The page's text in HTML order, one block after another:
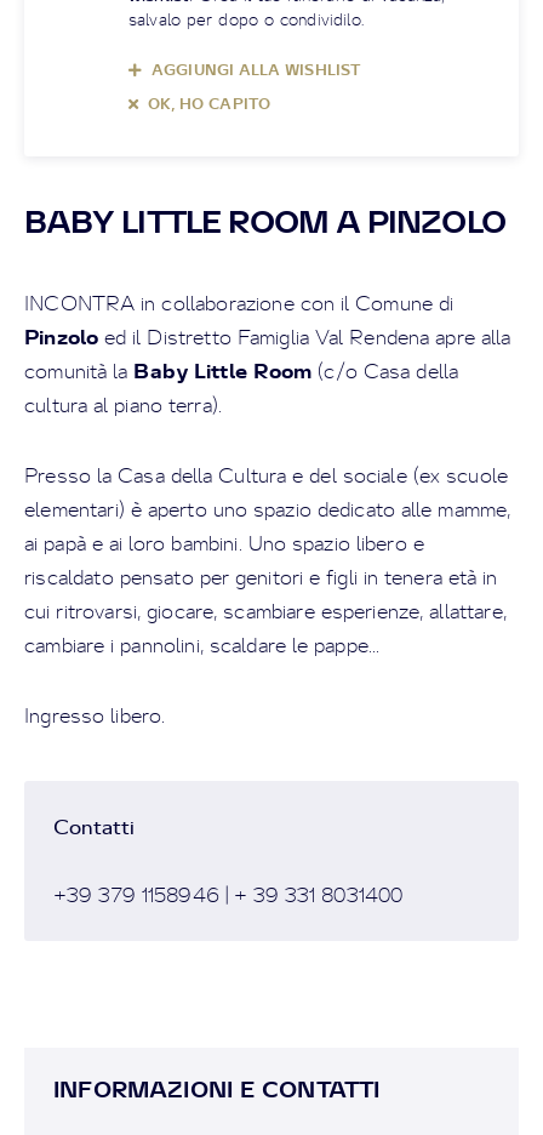
salvalo per dopo o condividilo.
AGGIUNGI ALLA WISHLIST
OK, HO CAPITO
BABY LITTLE ROOM A PINZOLO
INCONTRA in collaborazione con il Comune di
Pinzolo ed il Distretto Famiglia Val Rendena apre alla
comunità la Baby Little Room (c/o Casa della
cultura al piano terra).
Presso la Casa della Cultura e del sociale (ex scuole
elementari) è aperto uno spazio dedicato alle mamme,
ai papà e ai loro bambini. Uno spazio libero e
riscaldato pensato per genitori e figli in tenera età in
cui ritrovarsi, giocare, scambiare esperienze, allattare,
cambiare i pannolini, scaldare le pappe...
Ingresso libero.
Contatti
+39 379 1158946 | + 39 331 8031400
INFORMAZIONI E CONTATTI